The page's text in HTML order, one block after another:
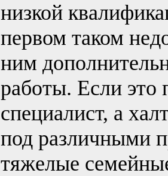
низкой
первом таком
ним
работы. Если это
специалист, а
под различными
тяжелые